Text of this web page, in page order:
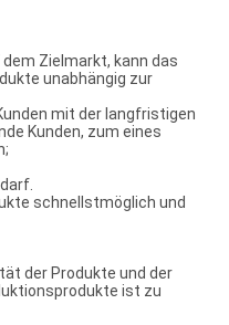
Zielmarkt, kann das
unabhängig zur
mit der langfristigen
Kunden, zum eines
schnellstmöglich und
der Produkte und der
ist zu